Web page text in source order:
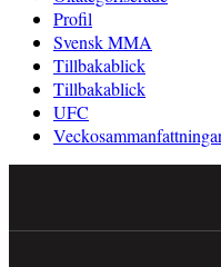
Profil
Svensk MMA
Tillbakablick
Tillbakablick
UFC